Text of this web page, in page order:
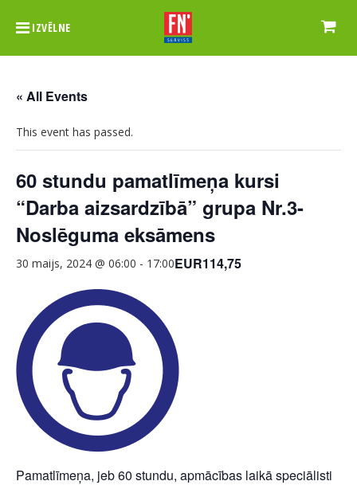
IZVĒLNE
« All Events
This event has passed.
60 stundu pamatlīmeņa kursi
“Darba aizsardzībā” grupa Nr.3-
Noslēguma eksāmens
30 maijs, 2024 @ 06:00 - 17:00EUR114,75
Pamatlīmeņa, jeb 60 stundu, apmācības laikā speciālisti